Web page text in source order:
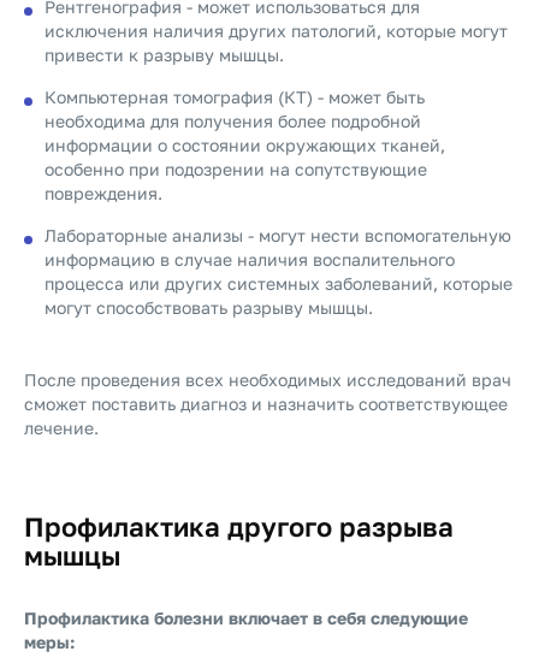
Рентгенография - может использоваться для
исключения наличия других патологий, которые могут
привести к разрыву мышцы.
Компьютерная томография (КТ) - может быть
необходима для получения более подробной
информации о состоянии окружающих тканей,
особенно при подозрении на сопутствующие
повреждения.
Лабораторные анализы - могут нести вспомогательную
информацию в случае наличия воспалительного
процесса или других системных заболеваний, которые
могут способствовать разрыву мышцы.
После проведения всех необходимых исследований врач
сможет поставить диагноз и назначить соответствующее
лечение.
Профилактика другого разрыва
мышцы
Профилактика болезни включает в себя следующие
меры: